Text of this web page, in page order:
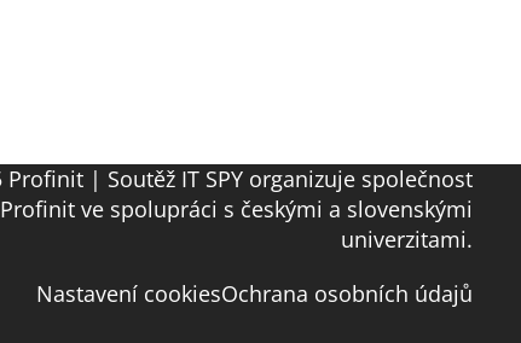
Profinit | Soutěž IT SPY organizuje společnost
Profinit ve spolupráci s českými a slovenskými
univerzitami.
Nastavení cookiesOchrana osobních údajů